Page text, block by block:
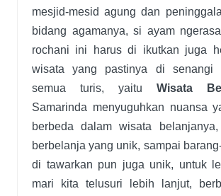
mesjid-mesid agung dan
bidang agamanya, si ayam
rochani ini harus di ikutkan juga
wisata yang pastinya di senangi
semua turis, yaitu Wisata
Samarinda menyuguhkan nuansa
berbeda dalam wisata
berbelanja yang unik, sampai
di tawarkan pun juga unik, untuk
mari kita telusuri lebih lanjut,